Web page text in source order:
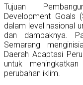
Tujuan
Development Goals
dalam level nasional
dan dampaknya.
Semarang
Daerah Adaptasi
untuk
perubahan iklim.